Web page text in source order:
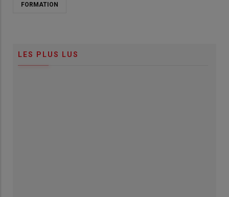
FORMATION
LES PLUS LUS